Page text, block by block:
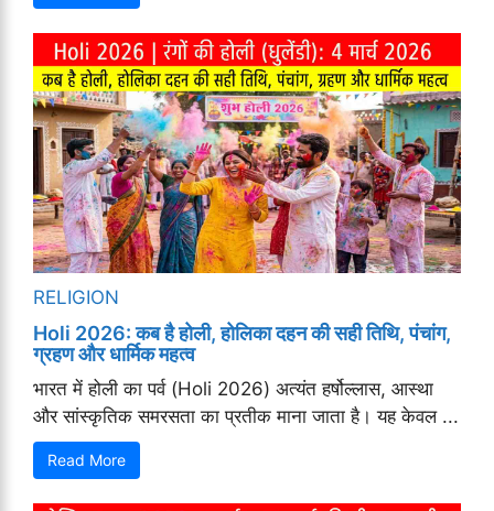
RELIGION
Holi 2026: कब है होली, होलिका दहन की सही तिथि, पंचांग,
ग्रहण और धार्मिक महत्व
भारत में होली का पर्व (Holi 2026) अत्यंत हर्षोल्लास, आस्था
और सांस्कृतिक समरसता का प्रतीक माना जाता है। यह केवल ...
Read More